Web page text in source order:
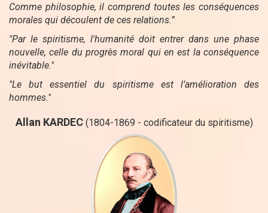
Comme philosophie, il comprend toutes les conséquences
morales qui découlent de ces relations.”
"Par le spiritisme, l'humanité doit entrer dans une phase
nouvelle, celle du progrès moral qui en est la conséquence
inévitable."
"Le but essentiel du spiritisme est l’amélioration des
hommes."
Allan KARDEC(1804-1869 - codificateur du spiritisme)